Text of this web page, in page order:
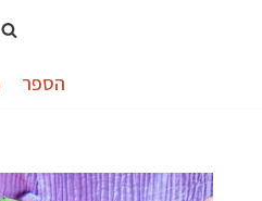
הספר